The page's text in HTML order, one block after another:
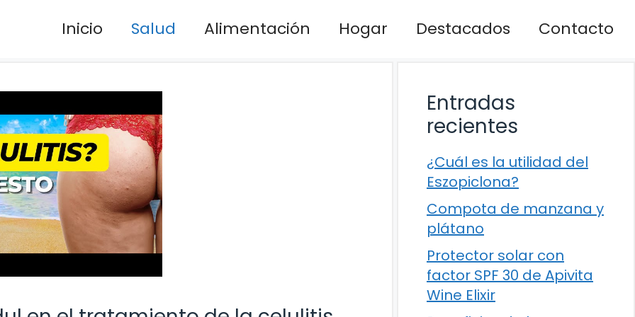
Inicio Salud Alimentación Hogar Destacados Contacto
Entradas
recientes
¿Cuál es la utilidad del
Eszopiclona?
Compota de manzana y
plátano
Protector solar con
factor SPF 30 de Apivita
Wine Elixir